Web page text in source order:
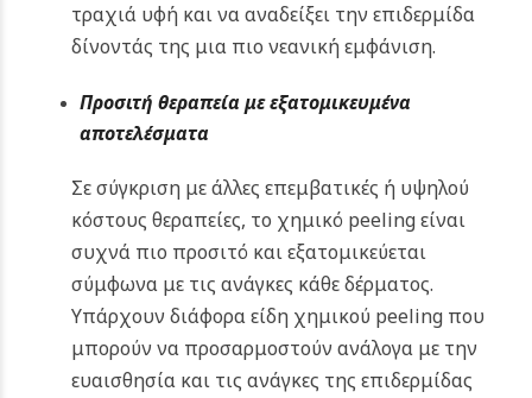
τραχιά υφή και να αναδείξει την επιδερμίδα
δίνοντάς της μια πιο νεανική εμφάνιση.
Προσιτή θεραπεία με εξατομικευμένα
αποτελέσματα
Σε σύγκριση με άλλες επεμβατικές ή υψηλού
κόστους θεραπείες, το χημικό peeling είναι
συχνά πιο προσιτό και εξατομικεύεται
σύμφωνα με τις ανάγκες κάθε δέρματος.
Υπάρχουν διάφορα είδη χημικού peeling που
μπορούν να προσαρμοστούν ανάλογα με την
ευαισθησία και τις ανάγκες της επιδερμίδας